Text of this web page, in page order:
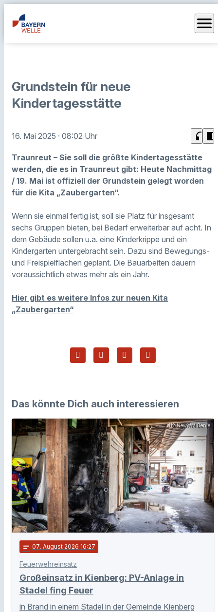
menu
Grundstein für neue
Kindertagesstätte
16. Mai 2025 · 08:02 Uhr headphones chrome_reader_mode
Traunreut – Sie soll die größte Kindertagesstätte
werden, die es in Traunreut gibt: Heute Nachmittag
/ 19. Mai ist offiziell der Grundstein gelegt worden
für die Kita „Zaubergarten“.
Wenn sie einmal fertig ist, soll sie Platz für insgesamt
sechs Gruppen bieten, bei Bedarf erweiterbar auf acht. In
dem Gebäude sollen u.a. eine Kinderkrippe und ein
Kindergarten untergebracht sein. Dazu sind Bewegungs-
und Freispielflächen geplant. Die Bauarbeiten dauern
voraussichtlich etwas mehr als ein Jahr.
Hier gibt es weitere Infos zur neuen Kita
„Zaubergarten“
Das könnte Dich auch interessieren
112 News/M.Benje
notes 07. August 2026 16:27
Feuerwehreinsatz
Großeinsatz in Kienberg: PV-Anlage in
Stadel fing Feuer
in Brand in einem Stadel in der Gemeinde Kienberg